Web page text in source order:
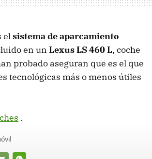
elsistema de aparcamiento
en un Lexus LS 460 L, coche
probado aseguran que es el que
tecnológicas más o menos útiles
.